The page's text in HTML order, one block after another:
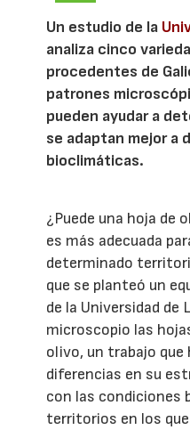
Un estudio de la
analiza cinco
procedentes de
patrones
pueden ayudar a
se adaptan mejor a
bioclimáticas.
¿Puede una hoja de
es más adecuada
determinado
que se planteó un
de la Universidad de
microscopio las
olivo, un trabajo
diferencias en su
con las condiciones
territorios en los